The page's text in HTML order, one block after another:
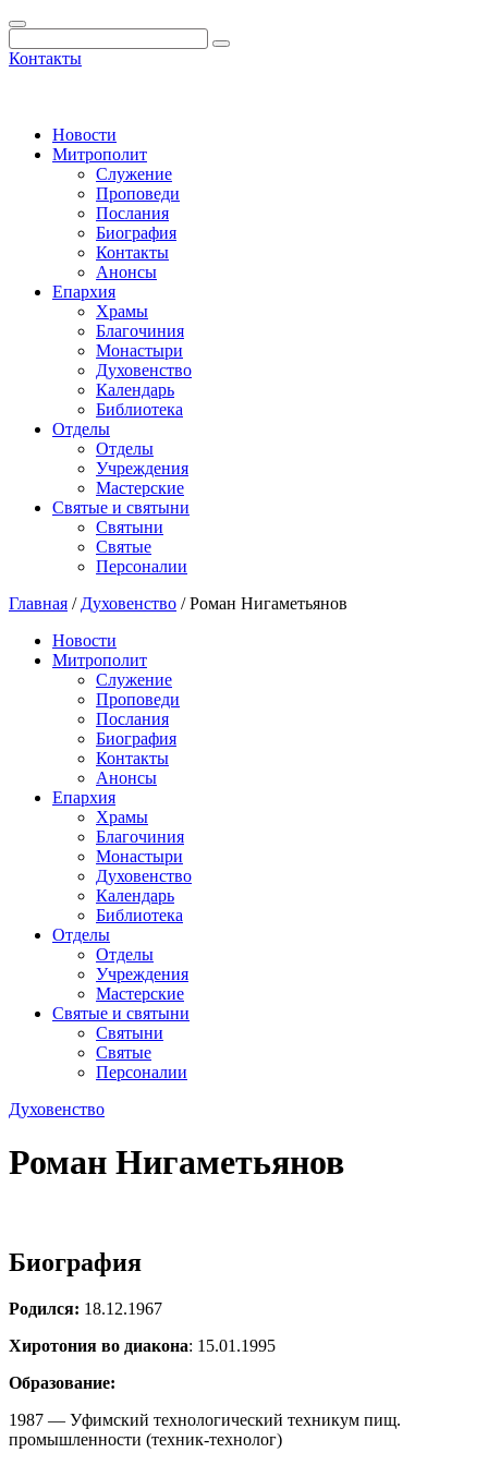
Контакты
Новости
Митрополит
Служение
Проповеди
Послания
Биография
Контакты
Анонсы
Епархия
Храмы
Благочиния
Монастыри
Духовенство
Календарь
Библиотека
Отделы
Отделы
Учреждения
Мастерские
Святые и святыни
Cвятыни
Cвятые
Персоналии
Главная / Духовенство /Роман Нигаметьянов
Новости
Митрополит
Служение
Проповеди
Послания
Биография
Контакты
Анонсы
Епархия
Храмы
Благочиния
Монастыри
Духовенство
Календарь
Библиотека
Отделы
Отделы
Учреждения
Мастерские
Святые и святыни
Cвятыни
Cвятые
Персоналии
Духовенство
Роман Нигаметьянов
Биография
Родился: 18.12.1967
Хиротония во диакона: 15.01.1995
Образование:
1987 — Уфимский технологический техникум пищ.
промышленности (техник-технолог)